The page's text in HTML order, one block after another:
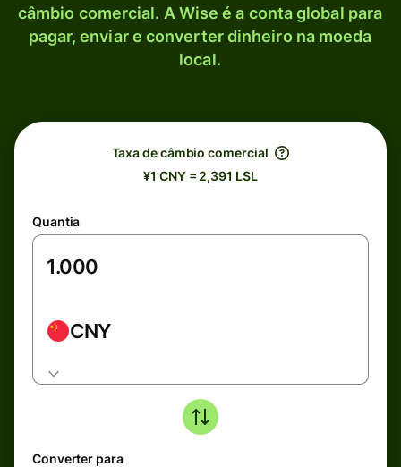
câmbio comercial. A Wise é a conta global para
pagar, enviar e converter dinheiro na moeda
local.
Taxa de câmbio comercial
¥1 CNY = 2,391 LSL
Quantia
CNY
Converter para